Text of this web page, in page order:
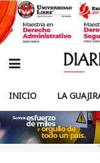
INICIO LA